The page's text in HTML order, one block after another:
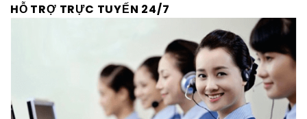
HỖ TRỢ TRỰC TUYẾN 24/7